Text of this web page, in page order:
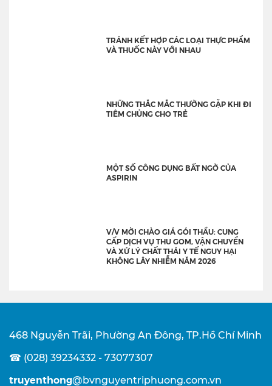
TRÁNH KẾT HỢP CÁC LOẠI THỰC PHẨM
VÀ THUỐC NÀY VỚI NHAU
NHỮNG THẮC MẮC THƯỜNG GẶP KHI ĐI
TIÊM CHỦNG CHO TRẺ
MỘT SỐ CÔNG DỤNG BẤT NGỜ CỦA
ASPIRIN
V/V MỜI CHÀO GIÁ GÓI THẦU: CUNG
CẤP DỊCH VỤ THU GOM, VẬN CHUYỂN
VÀ XỬ LÝ CHẤT THẢI Y TẾ NGUY HẠI
KHÔNG LÂY NHIỄM NĂM 2026
468 Nguyễn Trãi, Phường An Đông, TP.Hồ Chí Minh
☎ (028) 39234332 - 73077307
truyenthong@bvnguyentriphuong.com.vn